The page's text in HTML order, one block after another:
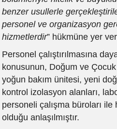
benzer usullerle
personel ve organizasyon
hizmetlerdir” hükmüne yer
Personel çalıştırılmasına
konusunun, Doğum ve
yoğun bakım ünitesi, yeni
kontrol izolasyon alanları,
personeli çalışma büroları
olduğu anlaşılmıştır.